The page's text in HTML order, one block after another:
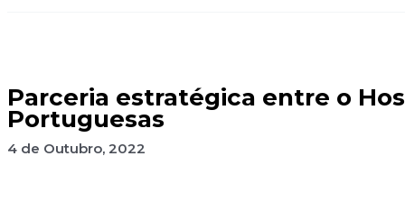
Parceria estratégica entre o
Portuguesas
4 de Outubro, 2022